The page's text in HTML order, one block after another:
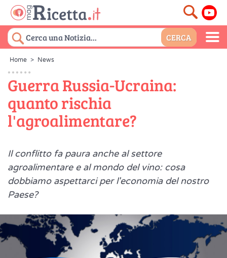
Home > News
Guerra Russia-Ucraina:
quanto rischia
l'agroalimentare?
Il conflitto fa paura anche al settore
agroalimentare e al mondo del vino: cosa
dobbiamo aspettarci per l'economia del nostro
Paese?